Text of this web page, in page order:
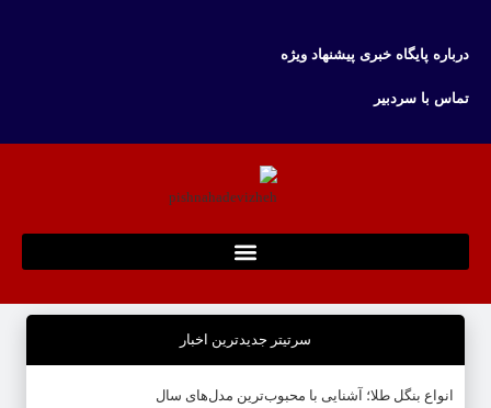
درباره پایگاه خبری پیشنهاد ویژه
تماس با سردبیر
سرتیتر جدیدترین اخبار
انواع بنگل طلا؛ آشنایی با محبوب‌ترین مدل‌های سال